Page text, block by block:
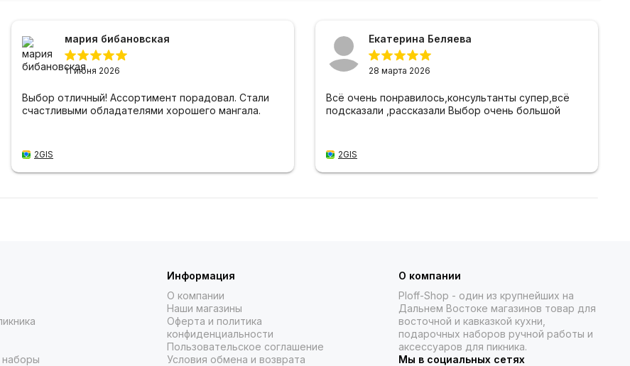
мария бибановская
11 июня 2026
Выбор отличный! Ассортимент порадовал. Стали
счастливыми обладателями хорошего мангала.
2GIS
Екатерина Беляева
28 марта 2026
Всё очень понравилось,консультанты супер,всё
подсказали ,рассказали Выбор очень большой
2GIS
Информация
О компании
Наши магазины
Оферта и политика
конфиденциальности
Пользовательское соглашение
Условия обмена и возврата
О компании
Ploff-Shop - один из крупнейших на
Дальнем Востоке магазинов товар для
восточной и кавказкой кухни,
подарочных наборов ручной работы и
аксессуаров для пикника.
Мы в социальных сетях